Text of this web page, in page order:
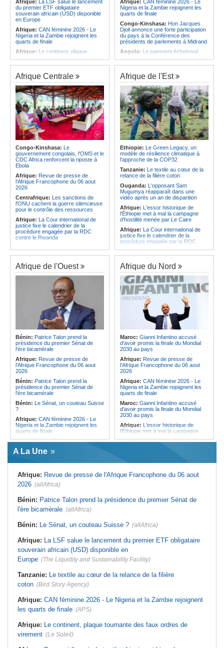
Afrique: La LSF salue le lancement
du premier ETF obligataire
souverain africain (USD) disponible
en Europe
Afrique: CAN féminine 2026 - Le
Nigeria et la Zambie rejoignent les
quarts de finale
Afrique: Le continent, plaque
virement
Afrique:Pourquoi l'avenir du textile
africain est bien plus prometteur que
ne le laissent penser les chiffres
Afrique:L'essor historique de
l'Éthiopie met à mal la campagne
d'hostilité menée par Le Caire
Afrique:La Cour international de
justice fixe le calendrier de la
procédure engagée par la RDC
contre le Rwanda
Afrique:Ligue des Champions de la
CAF - L'Espérance exemptée au
premier tour, le Club Africain hérite
du Djoliba AC
Afrique: Un consortium européen
développe un modèle de production
novateur pour les ingrédients
opportunité pour le pays
Afrique: CAN féminine 2026 - Le
Nigeria et la Zambie rejoignent les
quarts de finale
Congo-Kinshasa: Hon Jacques
Djoli annonce une forte participation
du pays à la Conférence des
présidents de parlements à Midrand
Angola: Le paiement échelonné
ce jeudi
Angola:Jiu-jitsu - Le pays
décroche une troisième médaille à
Abou Dabi
Afrique:Ju-Jitsu - La délégation
angolaise reçue par l'ambassadeur
d'Angola aux Émirats arabes unis
Angola:Une expédition automobile
favorise le tourisme à Humpata
Angola:La WAS-AC souhaite
collaborer avec le pays pour
stimuler l'aquaculture
Afrique:Un groupe parlementaire
se penche sur le rôle des femmes
dans l'interaction avec les
communautés
Afrique Centrale
Congo-Kinshasa: Le
gouvernement congolais, l'OMS et le
CDC Africa renforcent la riposte à
Ebola
Afrique: Revue de presse de
l'Afrique Francophone du 06 aout
2026
Centrafrique: Les sanctions de
l'ONU cachent la guerre silencieuse
pour le contrôle des ressources
Afrique: La Cour international de
justice fixe le calendrier de la
procédure engagée par la RDC
contre le Rwanda
Congo-Kinshasa:Plan stratégique
triennal 2026-2028 - L'IGF place la
digitalisation au coeur des réformes
Congo-Kinshasa:RDC - Félix
Tshisekedi place le CEFOCK au
coeur de bataille de l'appropriation
du Génocost !
Congo-Kinshasa: Matadi - Le
Kongo Central lance la campagne
de sensibilisation au deuxième
Recensement général de la
population et de l'habitat
Congo-Kinshasa: Le VPM Shabani
remet aux organisations politiques la
directive ministérielle de l'année
politique 2026
Congo-Kinshasa:Gratien de
Saint-Nicolas Iracan - « Je ne
soutiendrai jamais un dialogue
destiné au partage du pouvoir ou à
la légitimation des groupes armés »
Afrique de l'Est
Ethiopie: Le Green Legacy, un
modèle de résilience climatique à
l'approche de la COP32
Tanzanie: Le textile au cœur de la
relance de la filière coton
Ouganda: L'opposant Sam
Mugumya réapparaît dans une
vidéo après un an de disparition
Afrique: L'essor historique de
l'Éthiopie met à mal la campagne
d'hostilité menée par Le Caire
Afrique: La Cour international de
justice fixe le calendrier de la
procédure engagée par la RDC
Ethiopie:Addis-Abeba - L'église
d'Afrique lance officiellement son
'cheminement' vers la grande
Assemblée de 2028
Afrique de l'Est: Le pari du régime
érythréen - Pousser le Tigray vers
une zone tampon dans le cadre
d'une nouvelle guerre par
procuration
Ethiopie:Le Premier ministre Abiy
inaugure le nouveau terminal de
l'aéroport international de Bahir Dar
Afrique:La Croix-Rouge
éthiopienne appelle à une
mobilisation accrue des ressources
locales en Afrique
Afrique de l'Est:
les moyens, entraver la coopération
équitable par tous les moyens
Afrique de l'Ouest
Bénin: Patrice Talon prend la
présidence du premier Sénat de
l'ère bicamérale
Afrique: Revue de presse de
l'Afrique Francophone du 06 aout
2026
Bénin: Patrice Talon prend la
présidence du premier Sénat de
l'ère bicamérale
Bénin: Le Sénat, un couteau Suisse
?
Afrique: CAN féminine 2026 - Le
Nigeria et la Zambie rejoignent les
quarts de finale
Afrique:Le continent, plaque
tournante des faux ordres de
virement
Mali:Achat d'un avion présidentiel -
condamnation de l'ex-ministre de
l'Économie
France la restitution du crâne de
Bokar Biro et de trois de ses
proches
premier président
l'environnement - La Roots Wild
Foundation distinguée au Grand Prix
Nelson Mandela
Afrique du Nord
Maroc: Gianni Infantino accusé
d'avoir promis la finale du Mondial
2030 au pays
Afrique: Revue de presse de
l'Afrique Francophone du 06 aout
2026
Afrique: CAN féminine 2026 - Le
Nigeria et la Zambie rejoignent les
quarts de finale
Maroc: Gianni Infantino accusé
d'avoir promis la finale du Mondial
2030 au pays
Afrique: L'essor historique de
l'Éthiopie met à mal la campagne
blessés dans un grave accident de
calcinée à Moknine après le
rétablissement du courant
premier tour, le Club Africain hérite
Tunisie:Crise sanitaire au pays -
incontrôlable d'Ebola
A La Une
Afrique: Revue de presse de l'Afrique Francophone du 06 aout
2026 (allAfrica)
Bénin: Patrice Talon prend la présidence du premier Sénat de
l'ère bicamérale (allAfrica)
Bénin: Le Sénat, un couteau Suisse ? (allAfrica)
Afrique: La LSF salue le lancement du premier ETF obligataire
souverain africain (USD) disponible en
Europe (The Liquidity and Sustainability Facility)
Tanzanie: Le textile au cœur de la relance de la filière
coton (Bird Story Agency)
Afrique: CAN féminine 2026 - Le Nigeria et la Zambie rejoignent
les quarts de finale (APS)
Afrique: Le continent, plaque tournante des faux ordres de
virement (Le Soleil)